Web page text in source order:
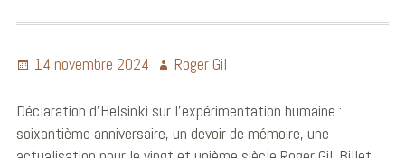
14 novembre 2024 Roger Gil
Déclaration d’Helsinki sur l’expérimentation humaine :
soixantième anniversaire, un devoir de mémoire, une